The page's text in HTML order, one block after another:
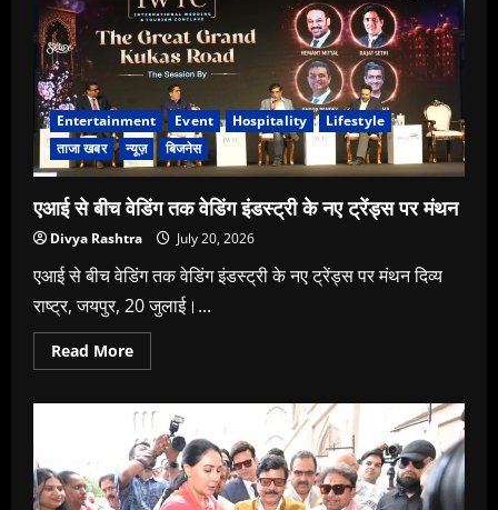
Entertainment Event Hospitality
Lifestyle
ताजा खबर
न्यूज़ बिजनेस
एआई से बीच वेडिंग तक वेडिंग इंडस्ट्री के नए ट्रेंड्स पर मंथन
Divya Rashtra July 20, 2026
एआई से बीच वेडिंग तक वेडिंग इंडस्ट्री के नए ट्रेंड्स पर मंथन दिव्य
राष्ट्र, जयपुर, 20 जुलाई।...
Read MoreRead
more
से
बीच
वेडिंग
तक
वेडिंग
इंडस्ट्री
के